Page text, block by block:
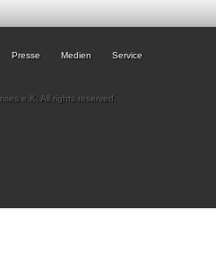
Presse Medien Service
e.K. All rights reserved.